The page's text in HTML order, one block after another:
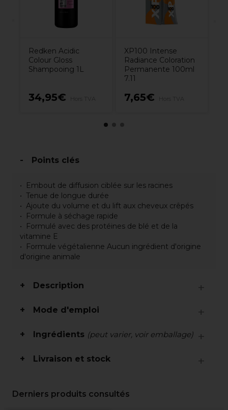
Redken Acidic
Colour Gloss
Shampooing 1L
34,95€
XP100 Intense
Radiance Coloration
Permanente 100ml
7.11
7,65€
Points clés
Embout de diffusion ciblée sur les racines
Tenue de longue durée
Ajoute du volume et du lift aux cheveux crêpés
Formule à séchage rapide
Formulé avec des protéines de blé et de la
vitamine E
Formule végétalienne Aucun ingrédient d'origine
d'origine animale
Description
Mode d'emploi
Ingrédients (peut varier, voir emballage)
Livraison et stock
Derniers produits consultés